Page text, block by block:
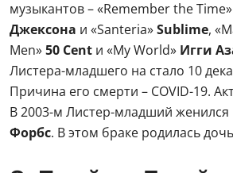
музыкантов – «Remember the Time»
Джексона и «Santeria»Sublime,
Men»50 Cent и «My World» Игги
Листера-младшего на стало 10
Причина его смерти – COVID-19.
В 2003-м Листер-младший женился
Форбс. В этом браке родилась